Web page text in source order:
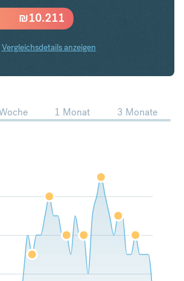
₪10.211
Vergleichsdetails anzeigen
in ILS Trends
1 Monat 3 Monate